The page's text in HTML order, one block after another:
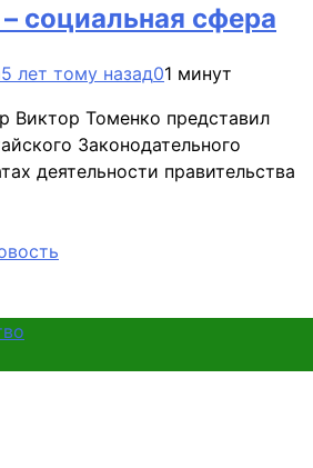
социальная сфера
5 лет тому назад01 минут
Виктор Томенко представил
Законодательного
деятельности правительства